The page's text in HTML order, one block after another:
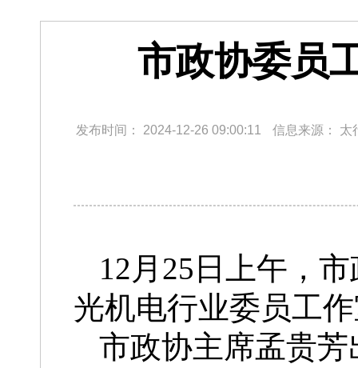
市政协委员
发布时间： 2024-12-26 09:00:11 信息来源： 太
12月25日上午，
光机电行业委员工
市政协主席孟贵